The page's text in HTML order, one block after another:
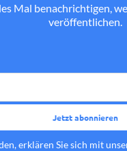
Mal benachrichtigen,
veröffentlichen.
erklären Sie sich mit